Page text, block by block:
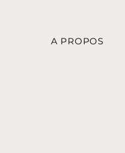
A PROPOS